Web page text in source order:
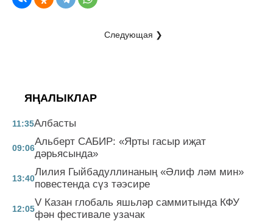
Следующая ❯
ЯҢАЛЫКЛАР
11:35Албасты
09:06
Альберт САБИР: «Ярты гасыр иҗат
дәрьясында»
13:40
Лилия Гыйбадуллинаның «Әлиф ләм мин»
повестенда сүз тәэсире
12:05
V Казан глобаль яшьләр саммитында КФУ
фән фестивале узачак